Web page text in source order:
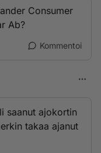
Consumer
Ab?
Kommentoi
saanut ajokortin
takaa ajanut